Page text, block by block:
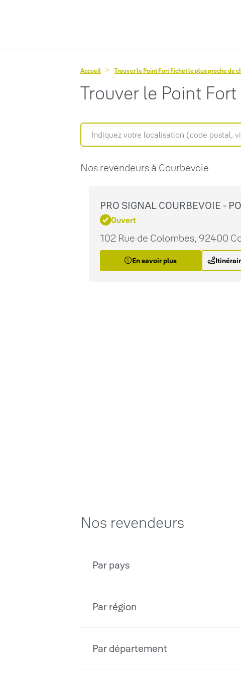
Accueil Trouver le Point Fort Fichet le plus proche de
Trouver le Point
Nos revendeurs à Courbevoie
PRO SIGNAL COURBEVOIE -
Ouvert
102 Rue de Colombes, 92400
En savoir plus
Nos revendeurs
Par pays
Par région
Par département